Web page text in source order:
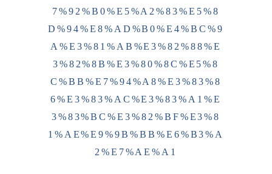
7%92%B0%E5%A2%83%E5%8
D%94%E8%AD%B0%E4%BC%9
A%E3%81%AB%E3%82%88%E
3%82%8B%E3%80%8C%E5%8
C%BB%E7%94%A8%E3%83%8
6%E3%83%AC%E3%83%A1%E
3%83%BC%E3%82%BF%E3%8
1%AE%E9%9B%BB%E6%B3%A
2%E7%AE%A1